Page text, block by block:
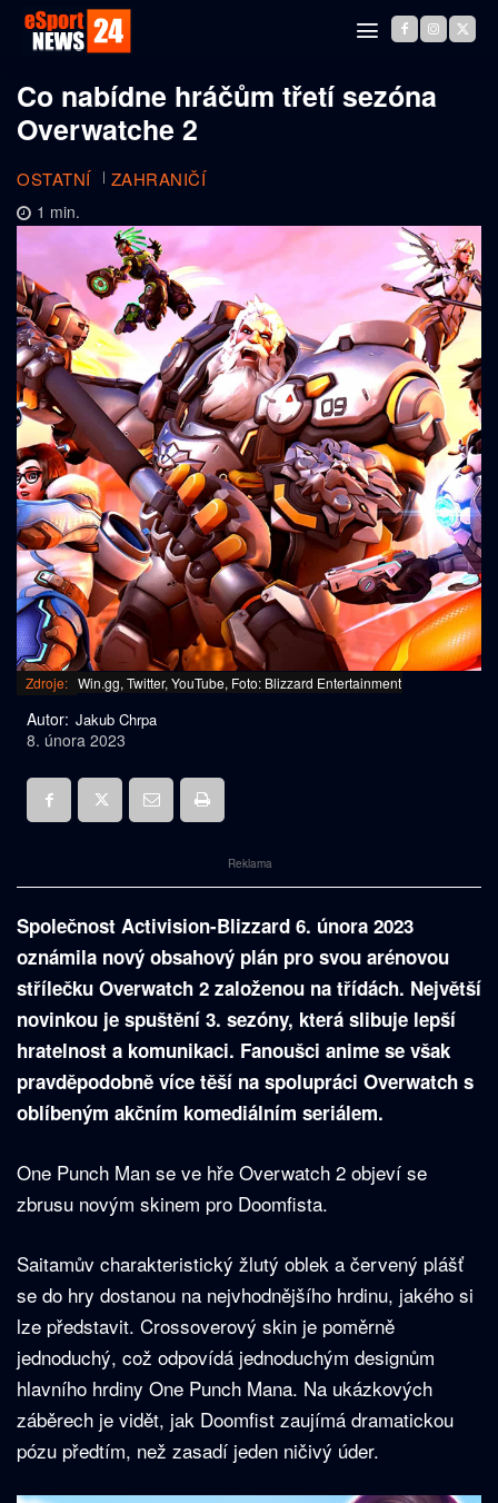
Co nabídne hráčům třetí sezóna
Overwatche 2
OSTATNÍ ZAHRANIČÍ
1 min.
Zdroje: Win.gg, Twitter, YouTube, Foto: Blizzard Entertainment
Autor: Jakub Chrpa
8. února 2023
Reklama
Společnost Activision-Blizzard 6. února 2023
oznámila nový obsahový plán pro svou arénovou
střílečku Overwatch 2 založenou na třídách. Největší
novinkou je spuštění 3. sezóny, která slibuje lepší
hratelnost a komunikaci. Fanoušci anime se však
pravděpodobně více těší na spolupráci Overwatch s
oblíbeným akčním komediálním seriálem.
One Punch Man se ve hře Overwatch 2 objeví se
zbrusu novým skinem pro Doomfista.
Saitamův charakteristický žlutý oblek a červený plášť
se do hry dostanou na nejvhodnějšího hrdinu, jakého si
lze představit. Crossoverový skin je poměrně
jednoduchý, což odpovídá jednoduchým designům
hlavního hrdiny One Punch Mana. Na ukázkových
záběrech je vidět, jak Doomfist zaujímá dramatickou
pózu předtím, než zasadí jeden ničivý úder.